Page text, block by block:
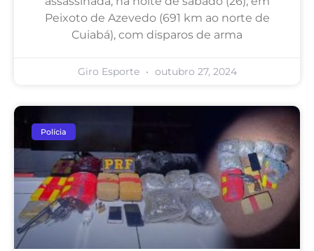
Peixoto de Azevedo (691 km ao norte de
Cuiabá), com disparos de arma
Giro Esporte outubro 27, 2024
Polícia